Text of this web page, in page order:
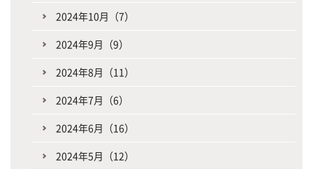
2024年10月（7）
2024年9月（9）
2024年8月（11）
2024年7月（6）
2024年6月（16）
2024年5月（12）